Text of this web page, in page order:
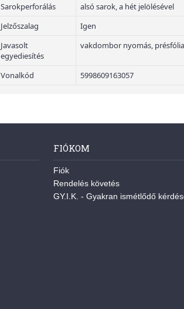
Sarokperforálás
alsó sarok, a hét jelölésével
Jelzőszalag
Igen
Javasolt
egyediesítés
vakdombor nyomás,
Vonalkód 5998609163057
FIÓKOM
Fiók
Rendelés követés
GY.I.K. - Gyakran ismétlődő